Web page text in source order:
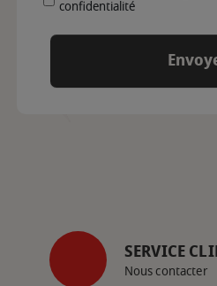
confidentialité
SERVICE
Nous contacter